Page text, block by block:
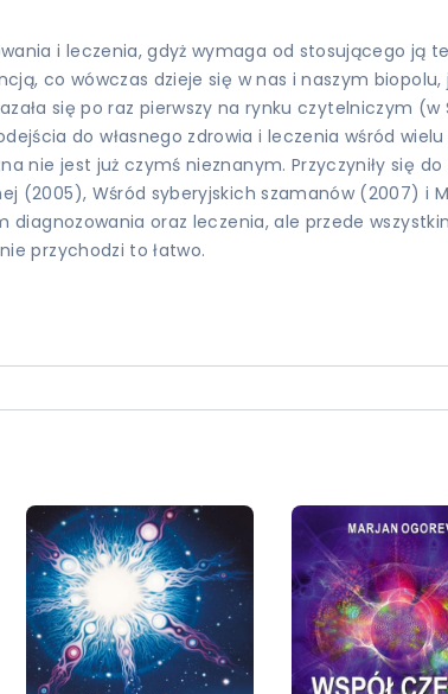
i leczenia, gdyż wymaga od stosującego ją
co wówczas dzieje się w nas i naszym
się po raz pierwszy na rynku czytelniczym
do własnego zdrowia i leczenia wśród
nie jest już czymś nieznanym. Przyczyniły się
(2005), Wśród syberyjskich szamanów (2007) i
oraz leczenia, ale przede
przychodzi to łatwo.